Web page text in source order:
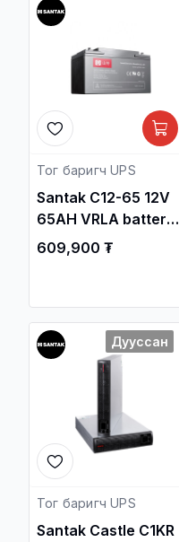
Тог баригч UPS
Santak C12-65 12V
65AH VRLA battery /
Тог Баригч
609,900 ₮
Дууссан
Тог баригч UPS
Santak Castle C1KR